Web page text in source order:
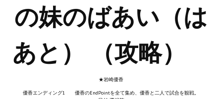
Aliens vs Predator 2 (Русские субтитры)
Dungeon Siege 2 Legendary Mod (Русские субтитры)
Новый ГГ
の妹のばあい（は
あと） （攻略）
★岩崎優香
優香エンディング1 優香のEndPointを全て集め、優香と二人で試合を観戦。